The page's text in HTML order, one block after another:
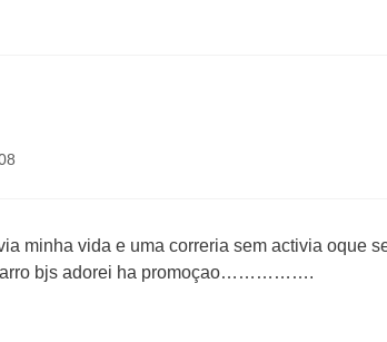
minha vida e uma correria sem activia oque
bjs adorei ha promoçao…………….